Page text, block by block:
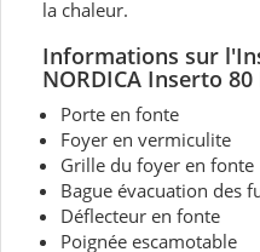
la chaleur.
Informations sur
NORDICA Inserto 80
Porte en fonte
Foyer en vermiculite
Grille du foyer en fonte
Bague évacuation des
Déflecteur en fonte
Poignée escamotable